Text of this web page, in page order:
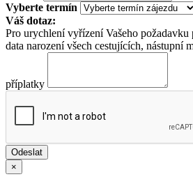
Vyberte termín
Váš dotaz:
Pro urychlení vyřízení Vašeho požadavku
data narození všech cestujících, nástupní
příplatky
×